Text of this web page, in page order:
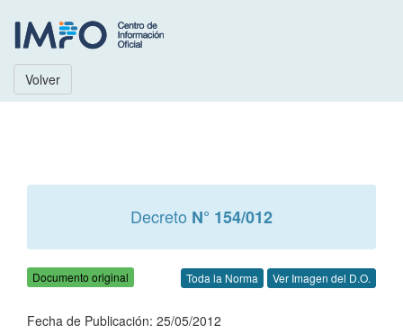
Volver
Decreto N° 154/012
Documento original Toda la Norma Ver Imagen del D.O.
Fecha de Publicación: 25/05/2012